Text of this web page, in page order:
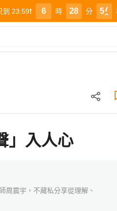
23:59❗️
0
1
2
3
5
6
7
時
1
2
3
6
7
8
9
2
3
4
5
7
8
9
分 0
1
2
4
5
6
9
0
1
2
4
5
6
9
」入人心
周震宇，不藏私分享從理解、